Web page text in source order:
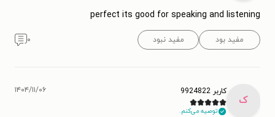
perfect its good for speaking and listening
مفید بود مفید نبود ۰
ک
کاربر 9924822
توصیه می‌کنم.
۱۴۰۴/۱۱/۰۶